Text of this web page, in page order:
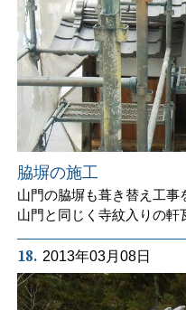
脇塀の施工
山門の脇塀も葺き替え工事
山門と同じく寺紋入りの軒
18. 2013年03月08日